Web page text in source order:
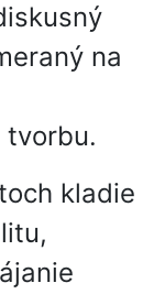
na
tvorbu.
kladie